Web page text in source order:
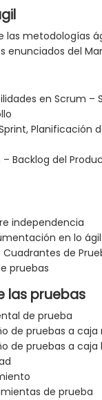
las metodologías
enunciados del
en Scrum –
Planificación
Backlog del
independencia
en lo ágil
de
pruebas
las pruebas
de prueba
de pruebas a caja
de pruebas a caja
de prueba